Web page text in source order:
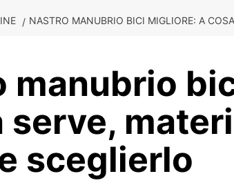
NASTRO MANUBRIO BICI MIGLIORE: A
manubrio
serve,
sceglierlo